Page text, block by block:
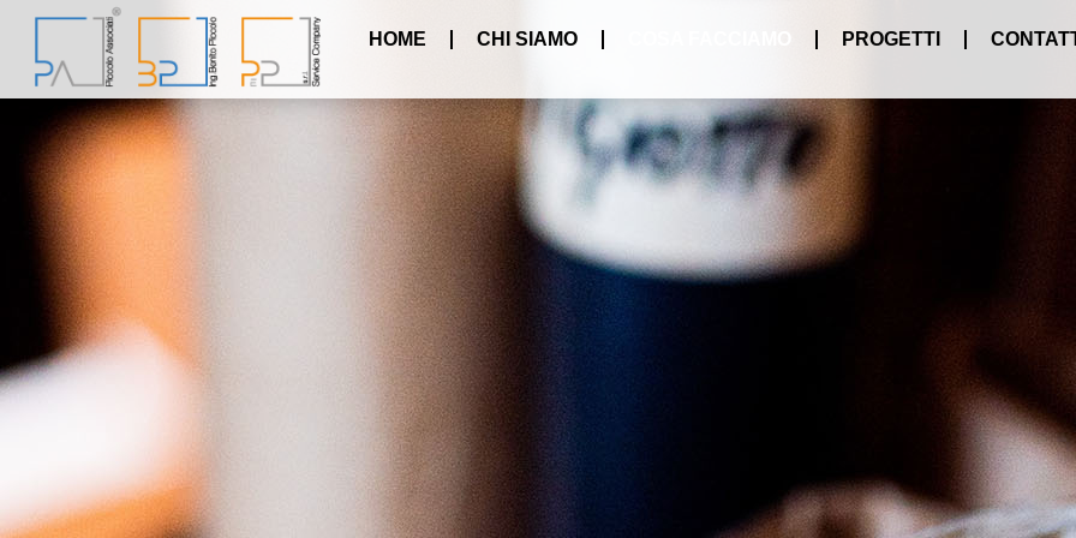
HOME CHI SIAMO PROGETTI